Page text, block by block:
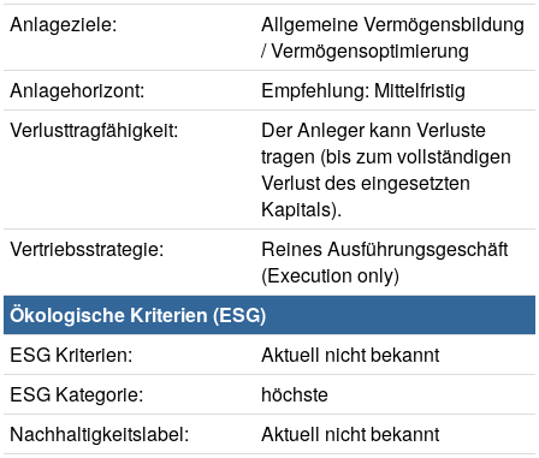
Anlageziele:
Allgemeine Vermögensbildung
/ Vermögensoptimierung
Anlagehorizont:
Empfehlung: Mittelfristig
Verlusttragfähigkeit:
Der Anleger kann Verluste
tragen (bis zum vollständigen
Verlust des eingesetzten
Kapitals).
Vertriebsstrategie:
Reines Ausführungsgeschäft
(Execution only)
Ökologische Kriterien (ESG)
ESG Kriterien:
Aktuell nicht bekannt
ESG Kategorie:
höchste
Nachhaltigkeitslabel:
Aktuell nicht bekannt